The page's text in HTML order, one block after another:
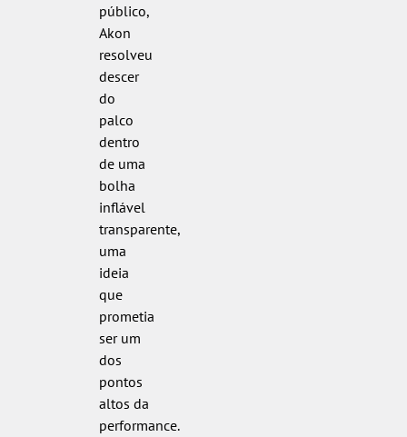
público,
Akon
resolveu
descer
do
palco
dentro
de uma
bolha
inflável
transparente,
uma
ideia
que
prometia
ser um
dos
pontos
altos da
performance.